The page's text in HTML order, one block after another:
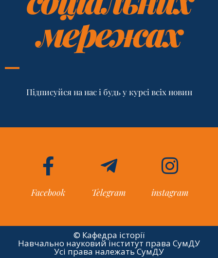
мережах
Підписуйся на нас і будь у курсі всіх новин
Facebook Telegram instagram
© Кафедра історії
Навчально науковий інститут права СумДУ
Усі права належать СумДУ